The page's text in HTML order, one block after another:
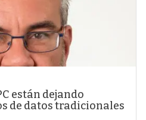
están dejando
de datos tradicionales